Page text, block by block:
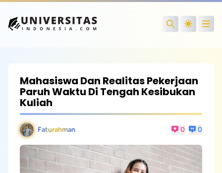
Search
Mahasiswa Dan Realitas Pekerjaan
Paruh Waktu Di Tengah Kesibukan
Kuliah
Faturahman 0 0